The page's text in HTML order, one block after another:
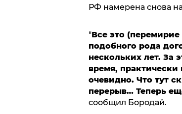
РФ намерена снова
"Все это
подобного рода
нескольких лет. За
время,
очевидно. Что тут
перерыв… Теперь
сообщил Бородай.